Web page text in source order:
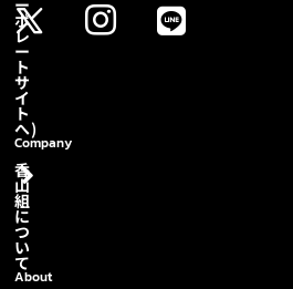
ー
ポ
レ
ー
ト
サ
イ
ト
へ)
Company
香
山
組
に
つ
い
て
About